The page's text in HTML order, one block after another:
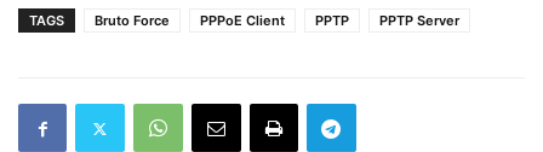
TAGS Bruto Force PPPoE Client PPTP PPTP Server